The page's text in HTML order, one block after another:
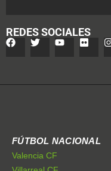
REDES SOCIALES
FÚTBOL NACIONAL
Valencia CF